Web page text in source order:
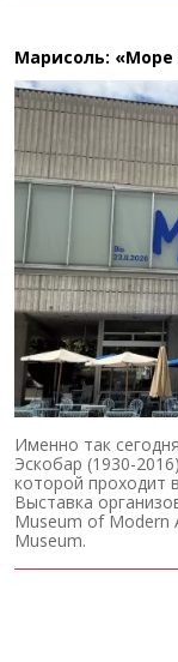
Марисоль: «Море
Именно так
Эскобар (1930-
которой проходит
Выставка
Museum of Modern
Museum.